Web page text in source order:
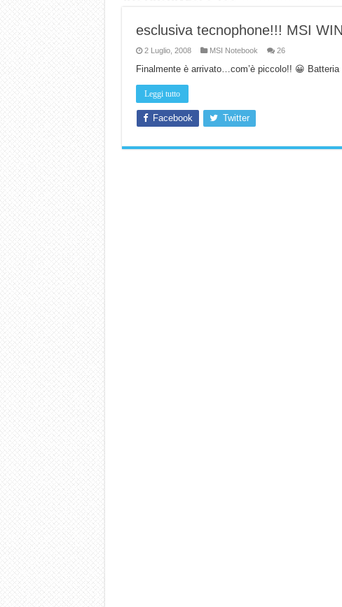
NON Crederai a quanta LUCE fa
Cecotec Millor, recensione della
Chi l’ha detto che gli Open-Ear
Brondi Amico Vero 4G: Focus su
esclusiva tecnophone!!! MSI
2 Luglio, 2008 MSI Notebook 26
Finalmente è arrivato…com’è piccolo!! 😀
Leggi tutto
Facebook Twitter